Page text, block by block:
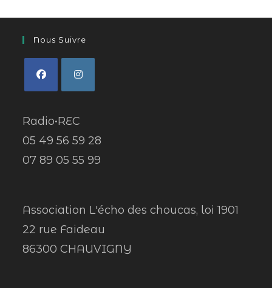
Nous Suivre
Radio•REC
05 49 56 59 28
07 89 05 55 99
Association L'écho des choucas, loi 1901
22 rue Faideau
86300 CHAUVIGNY